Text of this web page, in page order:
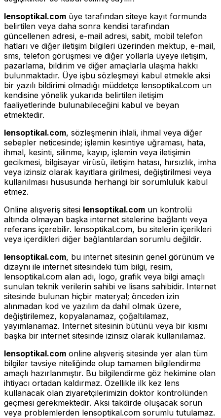
lensoptikal.com üye tarafından siteye kayıt formunda
belirtilen veya daha sonra kendisi tarafından
güncellenen adresi, e-mail adresi, sabit, mobil telefon
hatları ve diğer iletişim bilgileri üzerinden mektup, e-mail,
sms, telefon görüşmesi ve diğer yollarla üyeye iletişim,
pazarlama, bildirim ve diğer amaçlarla ulaşma hakkı
bulunmaktadır. Üye işbu sözleşmeyi kabul etmekle aksi
bir yazılı bildirimi olmadığı müddetçe lensoptikal.com un
kendisine yönelik yukarıda belirtilen iletişim
faaliyetlerinde bulunabileceğini kabul ve beyan
etmektedir.
lensoptikal.com, sözleşmenin ihlali, ihmal veya diğer
sebepler neticesinde; işlemin kesintiye uğraması, hata,
ihmal, kesinti, silinme, kayıp, işlemin veya iletişimin
gecikmesi, bilgisayar virüsü, iletişim hatası, hırsızlık, imha
veya izinsiz olarak kayıtlara girilmesi, değiştirilmesi veya
kullanılması hususunda herhangi bir sorumluluk kabul
etmez.
Online alışveriş sitesi lensoptikal.com un kontrolü
altında olmayan başka internet sitelerine bağlantı veya
referans içerebilir. lensoptikal.com, bu sitelerin içerikleri
veya içerdikleri diğer bağlantılardan sorumlu değildir.
lensoptikal.com, bu internet sitesinin genel görünüm ve
dizaynı ile internet sitesindeki tüm bilgi, resim,
lensoptikal.com alan adı, logo, grafik veya bilgi amaçlı
sunulan teknik verilerin sahibi ve lisans sahibidir. Internet
sitesinde bulunan hiçbir materyal; önceden izin
alınmadan kod ve yazılım da dahil olmak üzere,
değiştirilemez, kopyalanamaz, çoğaltılamaz,
yayımlanamaz. Internet sitesinin bütünü veya bir kısmı
başka bir internet sitesinde izinsiz olarak kullanılamaz.
lensoptikal.com online alışveriş sitesinde yer alan tüm
bilgiler tavsiye niteliğinde olup tamamen bilgilendirme
amaçlı hazırlanmıştır. Bu bilgilendirme göz hekimine olan
ihtiyacı ortadan kaldırmaz. Özellikle ilk kez lens
kullanacak olan ziyaretçilerimizin doktor kontrolünden
geçmesi gerekmektedir. Aksi takdirde oluşacak sorun
veya problemlerden lensoptikal.com sorumlu tutulamaz.